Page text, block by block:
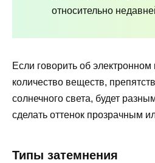
относительно
Если говорить об электронном
количество веществ,
солнечного света, будет
сделать оттенок прозрачным
Типы затемнения